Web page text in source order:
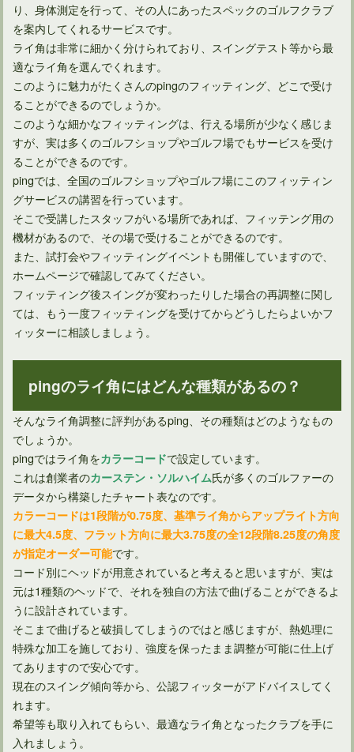
汚くなったゴルフ用グローブは洗うことでメンテナンスしよう
ゴルフグローブの寿命を格段に伸ばすための正しい使い方とは
ゴルフクラブのスチール製とカーボン製のシャフトの抜き方
り、身体測定を行って、その人にあったスペックのゴルフクラブ
を案内してくれるサービスです。
ライ角は非常に細かく分けられており、スイングテスト等から最
適なライ角を選んでくれます。
このように魅力がたくさんのpingのフィッティング、どこで受け
ることができるのでしょうか。
このような細かなフィッティングは、行える場所が少なく感じま
すが、実は多くのゴルフショップやゴルフ場でもサービスを受け
ることができるのです。
pingでは、全国のゴルフショップやゴルフ場にこのフィッティン
グサービスの講習を行っています。
そこで受講したスタッフがいる場所であれば、フィッテング用の
機材があるので、その場で受けることができるのです。
また、試打会やフィッティングイベントも開催していますので、
ホームページで確認してみてください。
フィッティング後スイングが変わったりした場合の再調整に関し
ては、もう一度フィッティングを受けてからどうしたらよいかフ
ィッターに相談しましょう。
pingのライ角にはどんな種類があるの？
そんなライ角調整に評判があるping、その種類はどのようなもの
でしょうか。
pingではライ角をカラーコードで設定しています。
これは創業者のカーステン・ソルハイム氏が多くのゴルファーの
データから構築したチャート表なのです。
カラーコードは1段階が0.75度、基準ライ角からアップライト方向
に最大4.5度、フラット方向に最大3.75度の全12段階8.25度の角度
が指定オーダー可能です。
コード別にヘッドが用意されていると考えると思いますが、実は
元は1種類のヘッドで、それを独自の方法で曲げることができるよ
うに設計されています。
そこまで曲げると破損してしまうのではと感じますが、熱処理に
特殊な加工を施しており、強度を保ったまま調整が可能に仕上げ
てありますので安心です。
現在のスイング傾向等から、公認フィッターがアドバイスしてく
れます。
希望等も取り入れてもらい、最適なライ角となったクラブを手に
入れましょう。